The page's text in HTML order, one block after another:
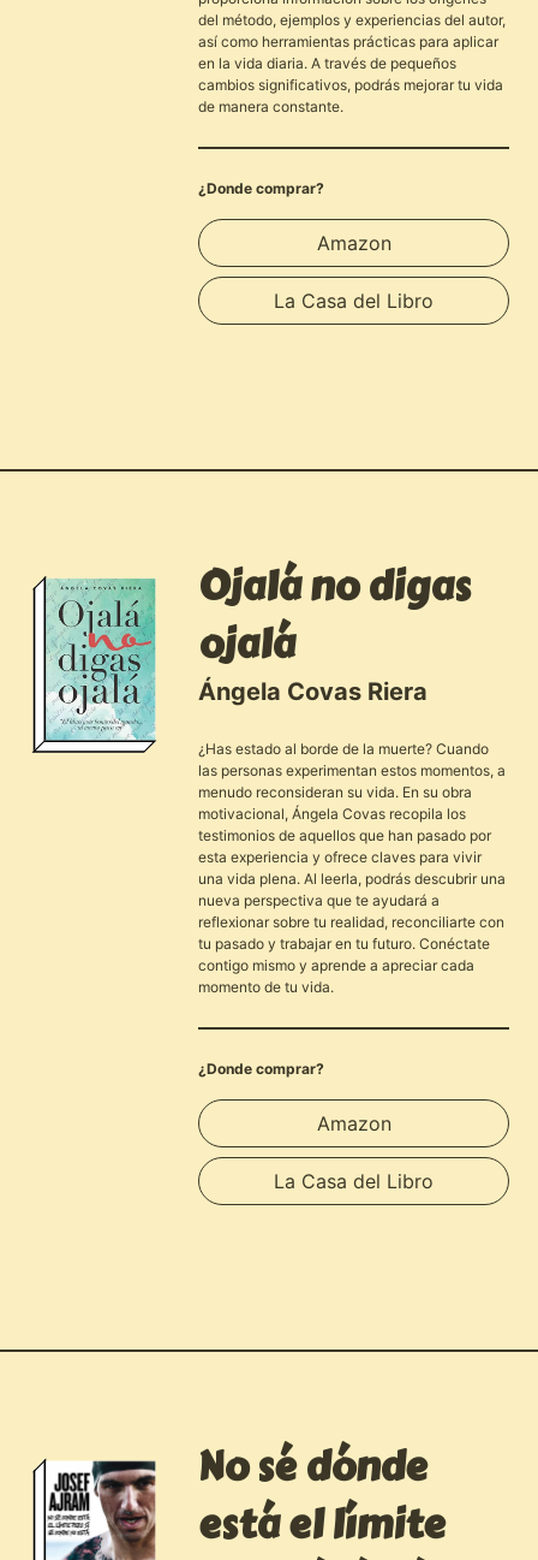
del método, ejemplos y experiencias del autor,
así como herramientas prácticas para aplicar
en la vida diaria. A través de pequeños
cambios significativos, podrás mejorar tu vida
de manera constante.
¿Donde comprar?
Amazon
La Casa del Libro
Ojalá no digas
ojalá
Ángela Covas Riera
¿Has estado al borde de la muerte? Cuando
las personas experimentan estos momentos, a
menudo reconsideran su vida. En su obra
motivacional, Ángela Covas recopila los
testimonios de aquellos que han pasado por
esta experiencia y ofrece claves para vivir
una vida plena. Al leerla, podrás descubrir una
nueva perspectiva que te ayudará a
reflexionar sobre tu realidad, reconciliarte con
tu pasado y trabajar en tu futuro. Conéctate
contigo mismo y aprende a apreciar cada
momento de tu vida.
¿Donde comprar?
Amazon
La Casa del Libro
No sé dónde
está el límite